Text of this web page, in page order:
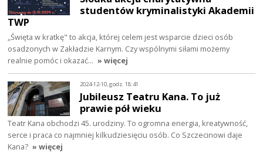
studentów kryminalistyki Akademii
TWP
„Święta w kratkę" to akcja, której celem jest wsparcie dzieci osób
osadzonych w Zakładzie Karnym. Czy wspólnymi siłami możemy
realnie pomóc i okazać… » więcej
2024-12-10, godz. 18:41
Jubileusz Teatru Kana. To już
prawie pół wieku
Teatr Kana obchodzi 45. urodziny. To ogromna energia, kreatywność,
serce i praca co najmniej kilkudziesięciu osób. Co Szczecinowi daje
Kana? » więcej